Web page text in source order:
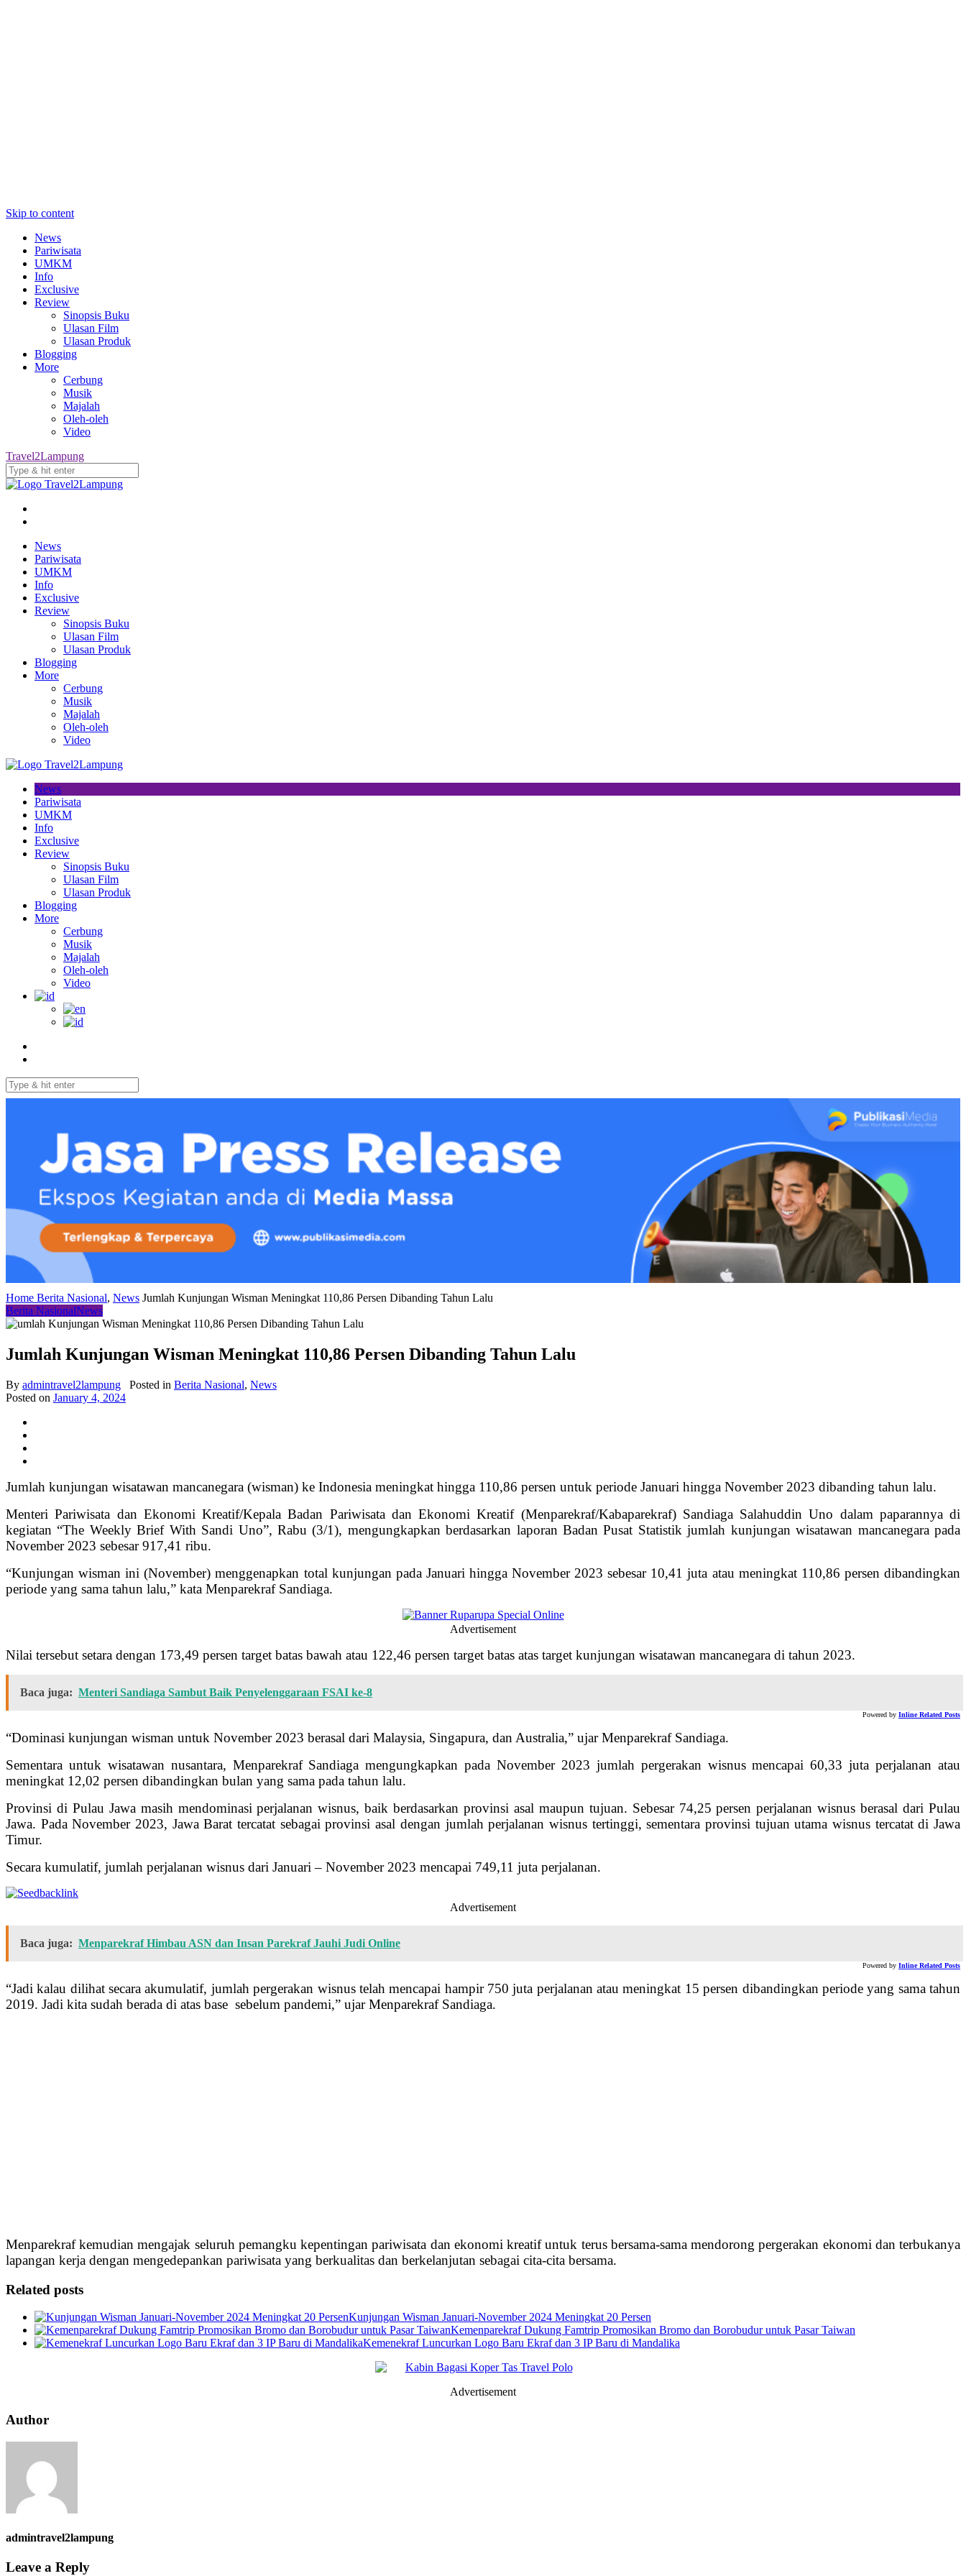
Skip to content
News
Pariwisata
UMKM
Info
Exclusive
Review
Sinopsis Buku
Ulasan Film
Ulasan Produk
Blogging
More
Cerbung
Musik
Majalah
Oleh-oleh
Video
Travel2Lampung
News
Pariwisata
UMKM
Info
Exclusive
Review
Sinopsis Buku
Ulasan Film
Ulasan Produk
Blogging
More
Cerbung
Musik
Majalah
Oleh-oleh
Video
News
Pariwisata
UMKM
Info
Exclusive
Review
Sinopsis Buku
Ulasan Film
Ulasan Produk
Blogging
More
Cerbung
Musik
Majalah
Oleh-oleh
Video
Home Berita Nasional, News Jumlah Kunjungan Wisman Meningkat 110,86 Persen Dibanding Tahun Lalu
Berita NasionalNews
Jumlah Kunjungan Wisman Meningkat 110,86 Persen Dibanding Tahun Lalu
By admintravel2lampung Posted in Berita Nasional, News
Posted on January 4, 2024
Jumlah kunjungan wisatawan mancanegara (wisman) ke Indonesia meningkat hingga 110,86 persen untuk periode Januari hingga November 2023 dibanding tahun lalu.
Menteri Pariwisata dan Ekonomi Kreatif/Kepala Badan Pariwisata dan Ekonomi Kreatif (Menparekraf/Kabaparekraf) Sandiaga Salahuddin Uno dalam paparannya di
kegiatan “The Weekly Brief With Sandi Uno”, Rabu (3/1), mengungkapkan berdasarkan laporan Badan Pusat Statistik jumlah kunjungan wisatawan mancanegara pada
November 2023 sebesar 917,41 ribu.
“Kunjungan wisman ini (November) menggenapkan total kunjungan pada Januari hingga November 2023 sebesar 10,41 juta atau meningkat 110,86 persen dibandingkan
periode yang sama tahun lalu,” kata Menparekraf Sandiaga.
Advertisement
Nilai tersebut setara dengan 173,49 persen target batas bawah atau 122,46 persen target batas atas target kunjungan wisatawan mancanegara di tahun 2023.
Baca juga: Menteri Sandiaga Sambut Baik Penyelenggaraan FSAI ke-8
Powered by Inline Related Posts
“Dominasi kunjungan wisman untuk November 2023 berasal dari Malaysia, Singapura, dan Australia,” ujar Menparekraf Sandiaga.
Sementara untuk wisatawan nusantara, Menparekraf Sandiaga mengungkapkan pada November 2023 jumlah pergerakan wisnus mencapai 60,33 juta perjalanan atau
meningkat 12,02 persen dibandingkan bulan yang sama pada tahun lalu.
Provinsi di Pulau Jawa masih mendominasi perjalanan wisnus, baik berdasarkan provinsi asal maupun tujuan. Sebesar 74,25 persen perjalanan wisnus berasal dari Pulau
Jawa. Pada November 2023, Jawa Barat tercatat sebagai provinsi asal dengan jumlah perjalanan wisnus tertinggi, sementara provinsi tujuan utama wisnus tercatat di Jawa
Timur.
Secara kumulatif, jumlah perjalanan wisnus dari Januari – November 2023 mencapai 749,11 juta perjalanan.
Advertisement
Baca juga: Menparekraf Himbau ASN dan Insan Parekraf Jauhi Judi Online
Powered by Inline Related Posts
“Jadi kalau dilihat secara akumulatif, jumlah pergerakan wisnus telah mencapai hampir 750 juta perjalanan atau meningkat 15 persen dibandingkan periode yang sama tahun
2019. Jadi kita sudah berada di atas base sebelum pandemi,” ujar Menparekraf Sandiaga.
Menparekraf kemudian mengajak seluruh pemangku kepentingan pariwisata dan ekonomi kreatif untuk terus bersama-sama mendorong pergerakan ekonomi dan terbukanya
lapangan kerja dengan mengedepankan pariwisata yang berkualitas dan berkelanjutan sebagai cita-cita bersama.
Related posts
Kunjungan Wisman Januari-November 2024 Meningkat 20 Persen
Kemenparekraf Dukung Famtrip Promosikan Bromo dan Borobudur untuk Pasar Taiwan
Kemenekraf Luncurkan Logo Baru Ekraf dan 3 IP Baru di Mandalika
Advertisement
Author
admintravel2lampung
Leave a Reply